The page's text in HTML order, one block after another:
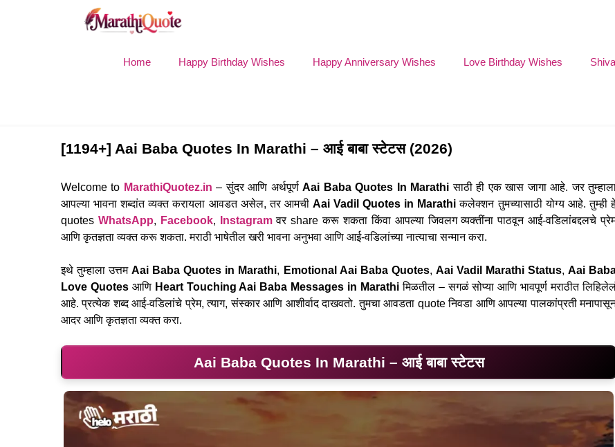
Home
Happy Birthday Wishes Happy Anniversary Wishes Love Birthday Wishes
[1194+] Aai Baba Quotes In Marathi – आई बाबा स्टेटस (2026)
Welcome to MarathiQuotez.in – सुंदर आणि अर्थपूर्णAai Baba Quotes In Marathi साठी ही एक खास जागा आहे. जर
आपल्या भावना शब्दांत व्यक्त करायला आवडत असेल, तर आमची Aai Vadil Quotes in Marathi कलेक्शन तुमच्यासाठी योग्य आहे. तुम्ही
quotes WhatsApp, Facebook, Instagramवर share करू शकता किंवा आपल्या जिवलग व्यक्तींना पाठवून आई-वडिलांबद्दलचे
आणि कृतज्ञता व्यक्त करू शकता. मराठी भाषेतील खरी भावना अनुभवा आणि आई-वडिलांच्या नात्याचा सन्मान करा.
इथे तुम्हाला उत्तमAai Baba Quotes in Marathi, Emotional Aai Baba Quotes, Aai Vadil Marathi Status, Aai
Love Quotesआणि Heart Touching Aai Baba Messages in Marathiमिळतील – सगळं सोप्या आणि भावपूर्ण मराठीत
आहे. प्रत्येक शब्द आई-वडिलांचे प्रेम, त्याग, संस्कार आणि आशीर्वाद दाखवतो. तुमचा आवडता quote निवडा आणि आपल्या पालकांप्रती
आदर आणि कृतज्ञता व्यक्त करा.
Aai Baba Quotes In Marathi – आई बाबा स्टेटस